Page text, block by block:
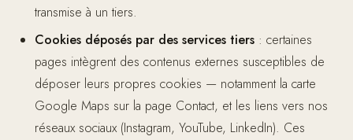
transmise à un tiers.
Cookies déposés par des services tiers : certaines
pages intègrent des contenus externes susceptibles de
déposer leurs propres cookies — notamment la carte
Google Maps sur la page Contact, et les liens vers nos
réseaux sociaux (Instagram, YouTube, LinkedIn). Ces